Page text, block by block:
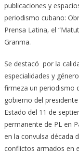
publicaciones y
periodismo cubano:
Prensa Latina, el
Granma.
Se destacó por la
especialidades y
firmeza un periodismo
gobierno del
Estado del 11 de
permanente de PL en
en la convulsa década
conflictos armados en